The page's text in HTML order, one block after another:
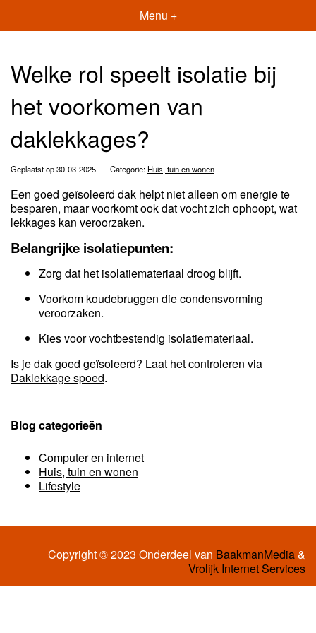
Menu +
Welke rol speelt isolatie bij
het voorkomen van
daklekkages?
Geplaatst op 30-03-2025 Categorie: Huis, tuin en wonen
Een goed geïsoleerd dak helpt niet alleen om energie te
besparen, maar voorkomt ook dat vocht zich ophoopt, wat
lekkages kan veroorzaken.
Belangrijke isolatiepunten:
Zorg dat het isolatiemateriaal droog blijft.
Voorkom koudebruggen die condensvorming
veroorzaken.
Kies voor vochtbestendig isolatiemateriaal.
Is je dak goed geïsoleerd? Laat het controleren via
Daklekkage spoed.
Blog categorieën
Computer en internet
Huis, tuin en wonen
Lifestyle
Copyright © 2023 Onderdeel van BaakmanMedia&
Vrolijk Internet Services